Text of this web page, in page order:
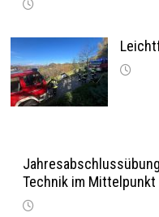
Technik im Mittelpunkt